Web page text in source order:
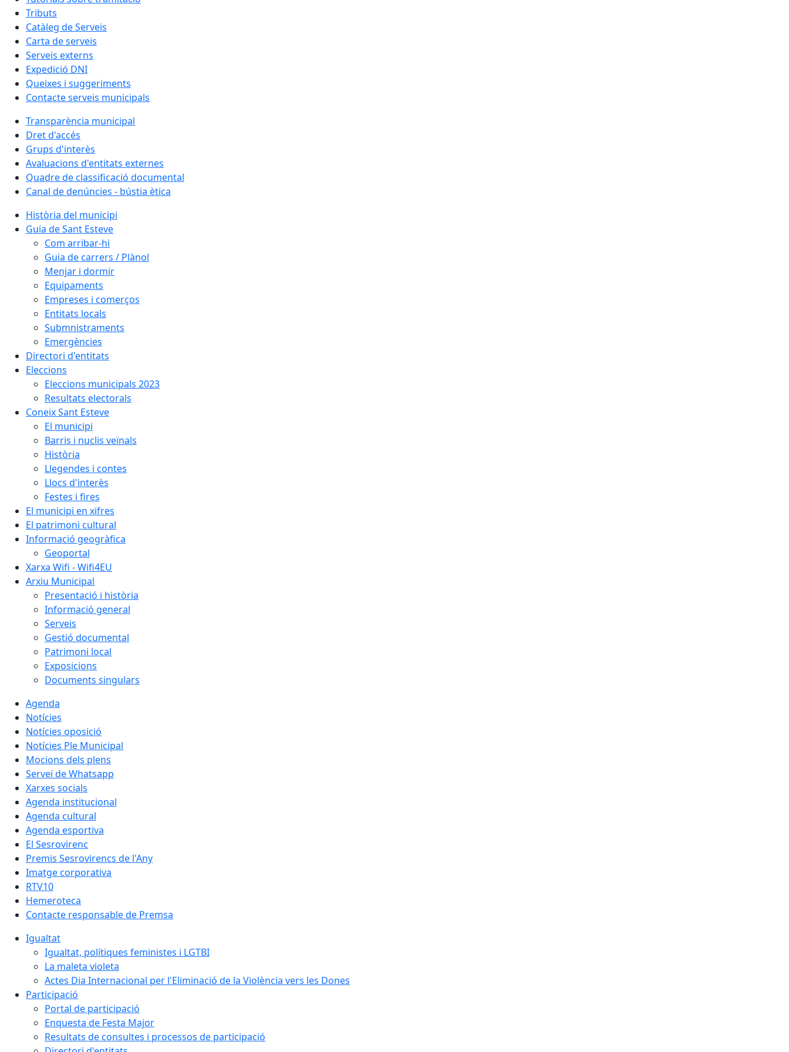
Tributs
Catàleg de Serveis
Carta de serveis
Serveis externs
Expedició DNI
Queixes i suggeriments
Contacte serveis municipals
Transparència municipal
Dret d'accés
Grups d'interès
Avaluacions d'entitats externes
Quadre de classificació documental
Canal de denúncies - bústia ètica
Història del municipi
Guia de Sant Esteve
Com arribar-hi
Guia de carrers / Plànol
Menjar i dormir
Equipaments
Empreses i comerços
Entitats locals
Submnistraments
Emergències
Directori d'entitats
Eleccions
Eleccions municipals 2023
Resultats electorals
Coneix Sant Esteve
El municipi
Barris i nuclis veïnals
Història
Llegendes i contes
Llocs d'interès
Festes i fires
El municipi en xifres
El patrimoni cultural
Informació geogràfica
Geoportal
Xarxa Wifi - Wifi4EU
Arxiu Municipal
Presentació i història
Informació general
Serveis
Gestió documental
Patrimoni local
Exposicions
Documents singulars
Agenda
Notícies
Notícies oposició
Notícies Ple Municipal
Mocions dels plens
Servei de Whatsapp
Xarxes socials
Agenda institucional
Agenda cultural
Agenda esportiva
El Sesrovirenc
Premis Sesrovirencs de l'Any
Imatge corporativa
RTV10
Hemeroteca
Contacte responsable de Premsa
Igualtat
Igualtat, polítiques feministes i LGTBI
La maleta violeta
Actes Dia Internacional per l'Eliminació de la Violència vers les Dones
Participació
Portal de participació
Enquesta de Festa Major
Resultats de consultes i processos de participació